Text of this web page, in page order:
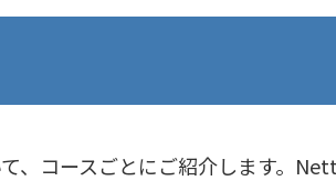
、コースごとにご紹介します。